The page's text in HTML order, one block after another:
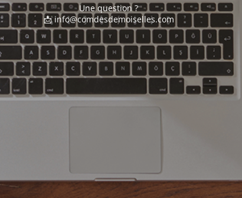
Une question ?
📩 info@comdesdemoiselles.com